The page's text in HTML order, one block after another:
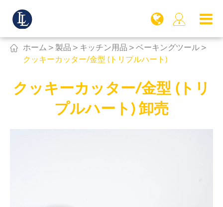

 ホーム 製品 キッチン用品
ベーキングツール
クッキーカッター/金型 (トリプルハート)
クッキーカッター/金型 (トリ
プルハート) 卸売